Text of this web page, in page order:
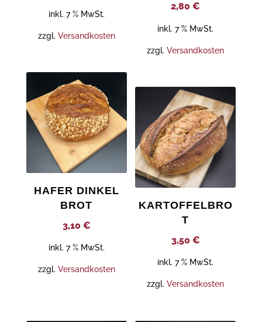
inkl. 7 % MwSt.
zzgl. Versandkosten
2,80€
inkl. 7 % MwSt.
zzgl.Versandkosten
HAFER DINKEL
BROT
3,10 €
inkl. 7 % MwSt.
zzgl. Versandkosten
KARTOFFELBRO
T
3,50 €
inkl. 7 % MwSt.
zzgl.Versandkosten